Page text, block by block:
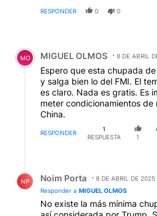
RESPONDER 0 0
Comentario de MIGUEL OLMOS.
MO MIGUEL OLMOS 8 DE ABRIL
Espero que esta chupada
y salga bien lo del FMI. El
es claro. Nada es gratis. Es
meter condicionamientos de
China.
RESPONDER
1
RESPUESTA
1
NP Noim Porta
8 DE ABRIL DE 2025
Responder a MIGUEL OLMOS
No existe la más mínima